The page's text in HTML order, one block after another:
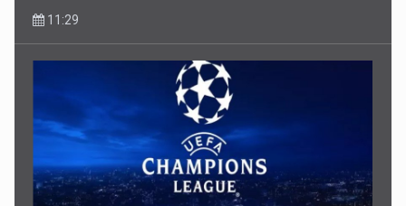
11:29